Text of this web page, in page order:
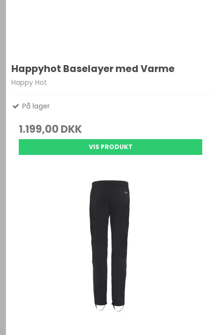
Happyhot Baselayer med Varme
Happy Hot
På lager
1.199,00 DKK
VIS PRODUKT